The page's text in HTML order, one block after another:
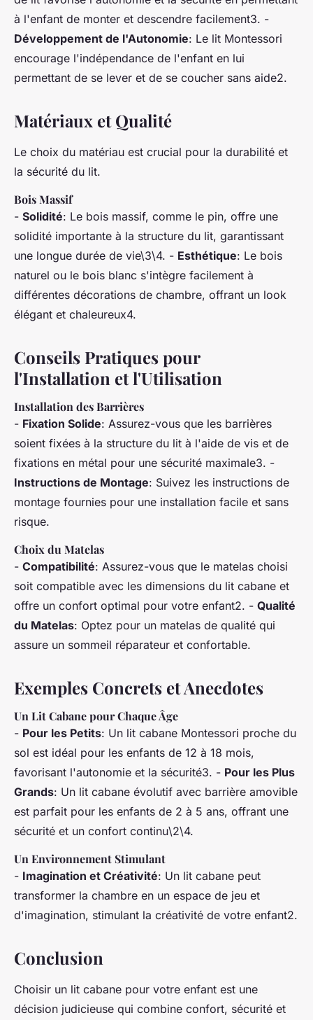
à l'enfant de monter et descendre facilement3. -
Développement de l'Autonomie: Le lit Montessori
encourage l'indépendance de l'enfant en lui
permettant de se lever et de se coucher sans aide2.
Matériaux et Qualité
Le choix du matériau est crucial pour la durabilité et
la sécurité du lit.
Bois Massif
- Solidité: Le bois massif, comme le pin, offre une
solidité importante à la structure du lit, garantissant
une longue durée de vie\3\4. - Esthétique: Le bois
naturel ou le bois blanc s'intègre facilement à
différentes décorations de chambre, offrant un look
élégant et chaleureux4.
Conseils Pratiques pour
l'Installation et l'Utilisation
Installation des Barrières
- Fixation Solide: Assurez-vous que les barrières
soient fixées à la structure du lit à l'aide de vis et de
fixations en métal pour une sécurité maximale3. -
Instructions de Montage: Suivez les instructions de
montage fournies pour une installation facile et sans
risque.
Choix du Matelas
- Compatibilité: Assurez-vous que le matelas choisi
soit compatible avec les dimensions du lit cabane et
offre un confort optimal pour votre enfant2. - Qualité
du Matelas: Optez pour un matelas de qualité qui
assure un sommeil réparateur et confortable.
Exemples Concrets et Anecdotes
Un Lit Cabane pour Chaque Âge
- Pour les Petits: Un lit cabane Montessori proche du
sol est idéal pour les enfants de 12 à 18 mois,
favorisant l'autonomie et la sécurité3. - Pour les Plus
Grands: Un lit cabane évolutif avec barrière amovible
est parfait pour les enfants de 2 à 5 ans, offrant une
sécurité et un confort continu\2\4.
Un Environnement Stimulant
- Imagination et Créativité: Un lit cabane peut
transformer la chambre en un espace de jeu et
d'imagination, stimulant la créativité de votre enfant2.
Conclusion
Choisir un lit cabane pour votre enfant est une
décision judicieuse qui combine confort, sécurité et